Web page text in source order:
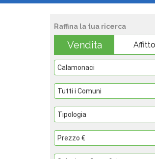
Raffina la tua ricerca
Vendita Affitto